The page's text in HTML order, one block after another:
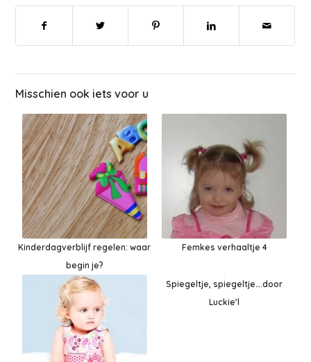
Misschien ook iets voor u
Kinderdagverblijf regelen: waar
begin je?
Femkes verhaaltje 4
Spiegeltje, spiegeltje….door
Luckie’l